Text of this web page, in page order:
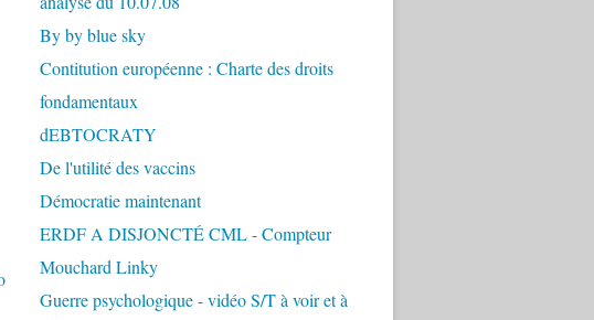
By by blue sky
Contitution européenne : Charte des droits
fondamentaux
dEBTOCRATY
De l'utilité des vaccins
Démocratie maintenant
ERDF A DISJONCTÉ CML - Compteur
Mouchard Linky
Guerre psychologique - vidéo S/T à voir et à